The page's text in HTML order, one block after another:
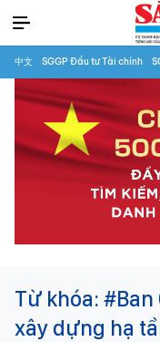
中文 SGGP Đầu tư Tài chính
Từ khóa: #Ban
xây dựng hạ